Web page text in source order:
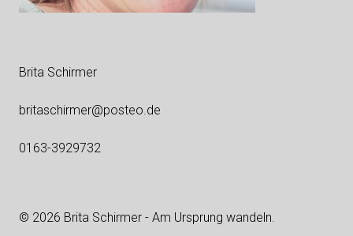
Brita Schirmer
britaschirmer@posteo.de
0163-3929732
© 2026 Brita Schirmer - Am Ursprung wandeln.